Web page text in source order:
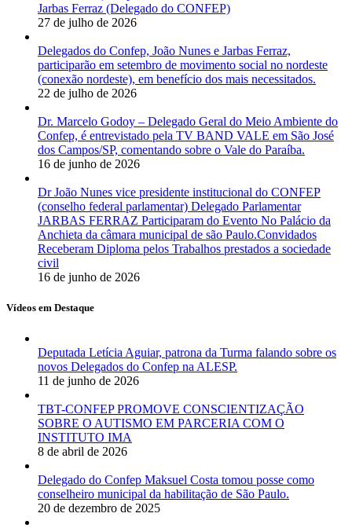
Jarbas Ferraz (Delegado do CONFEP)
27 de julho de 2026
Delegados do Confep, João Nunes e Jarbas Ferraz,
participarão em setembro de movimento social no nordeste
(conexão nordeste), em benefício dos mais necessitados.
22 de julho de 2026
Dr. Marcelo Godoy – Delegado Geral do Meio Ambiente do
Confep, é entrevistado pela TV BAND VALE em São José
dos Campos/SP, comentando sobre o Vale do Paraíba.
16 de junho de 2026
Dr João Nunes vice presidente institucional do CONFEP
(conselho federal parlamentar) Delegado Parlamentar
JARBAS FERRAZ Participaram do Evento No Palácio da
Anchieta da câmara municipal de são Paulo.Convidados
Receberam Diploma pelos Trabalhos prestados a sociedade
civil
16 de junho de 2026
Vídeos em Destaque
Deputada Letícia Aguiar, patrona da Turma falando sobre os
novos Delegados do Confep na ALESP.
11 de junho de 2026
TBT-CONFEP PROMOVE CONSCIENTIZAÇÃO
SOBRE O AUTISMO EM PARCERIA COM O
INSTITUTO IMA
8 de abril de 2026
Delegado do Confep Maksuel Costa tomou posse como
conselheiro municipal da habilitação de São Paulo.
20 de dezembro de 2025